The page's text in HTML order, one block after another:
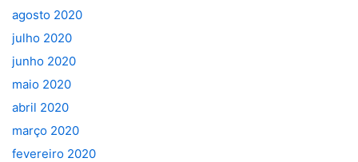
agosto 2020
julho 2020
junho 2020
maio 2020
abril 2020
março 2020
fevereiro 2020